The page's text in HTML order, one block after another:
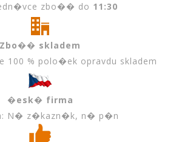
zbo�� do 11:30
Zbo�� skladem
100 % polo�ek opravdu skladem
�esk� firma
N� z�kazn�k, n� p�n